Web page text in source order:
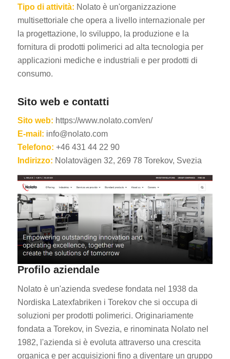
Tipo di attività: Nolato è un'organizzazione
multisettoriale che opera a livello internazionale per
la progettazione, lo sviluppo, la produzione e la
fornitura di prodotti polimerici ad alta tecnologia per
applicazioni mediche e industriali e per prodotti di
consumo.
Sito web e contatti
Sito web: https://www.nolato.com/en/
E-mail: info@nolato.com
Telefono: +46 431 44 22 90
Indirizzo: Nolatovägen 32, 269 78 Torekov, Svezia
Profilo aziendale
Nolato è un'azienda svedese fondata nel 1938 da
Nordiska Latexfabriken i Torekov che si occupa di
soluzioni per prodotti polimerici. Originariamente
fondata a Torekov, in Svezia, e rinominata Nolato nel
1982, l'azienda si è evoluta attraverso una crescita
organica e per acquisizioni fino a diventare un gruppo